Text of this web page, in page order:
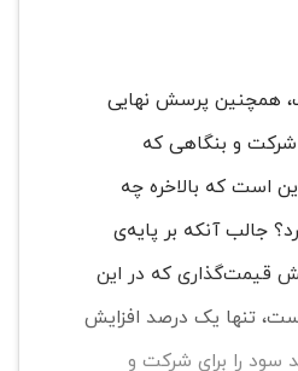
همچنین پرسش نهایی
و بنگاهی که
است که بالاخره چه
جالب آنکه بر پایه‌ی
قیمت‌گذاری که در این
تنها یک درصد افزایش
10 درصد سود را برای شرکت و